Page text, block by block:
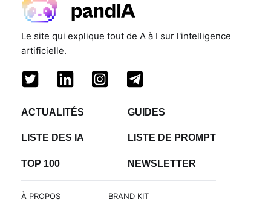
Le site qui explique tout de A à I sur l'intelligence
artificielle.
ACTUALITÉS GUIDES
LISTE DES IA LISTE DE PROMPT
TOP 100 NEWSLETTER
À PROPOS BRAND KIT